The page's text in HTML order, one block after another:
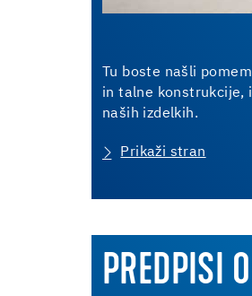
Tu boste našli
in talne konstrukcije,
naših izdelkih.
Prikaži stran
PREDPISI